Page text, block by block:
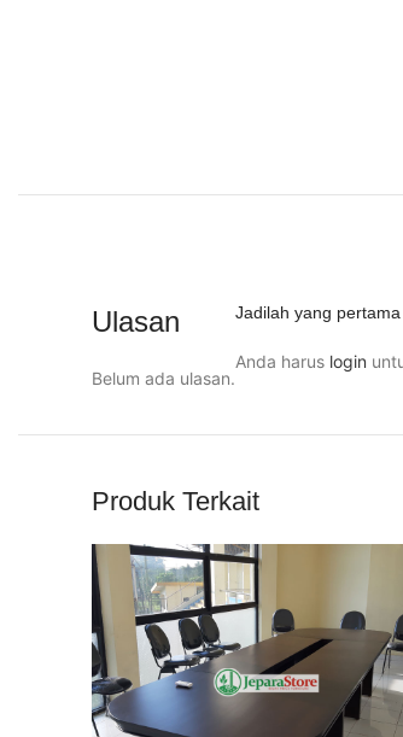
Ulasan
Belum ada ulasan.
Jadilah yang
Anda harus login
Produk Terkait